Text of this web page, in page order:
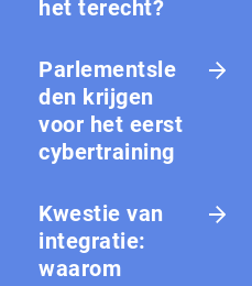
het terecht?
Parlementsle
den krijgen
voor het eerst
cybertraining
Kwestie van
integratie:
waarom